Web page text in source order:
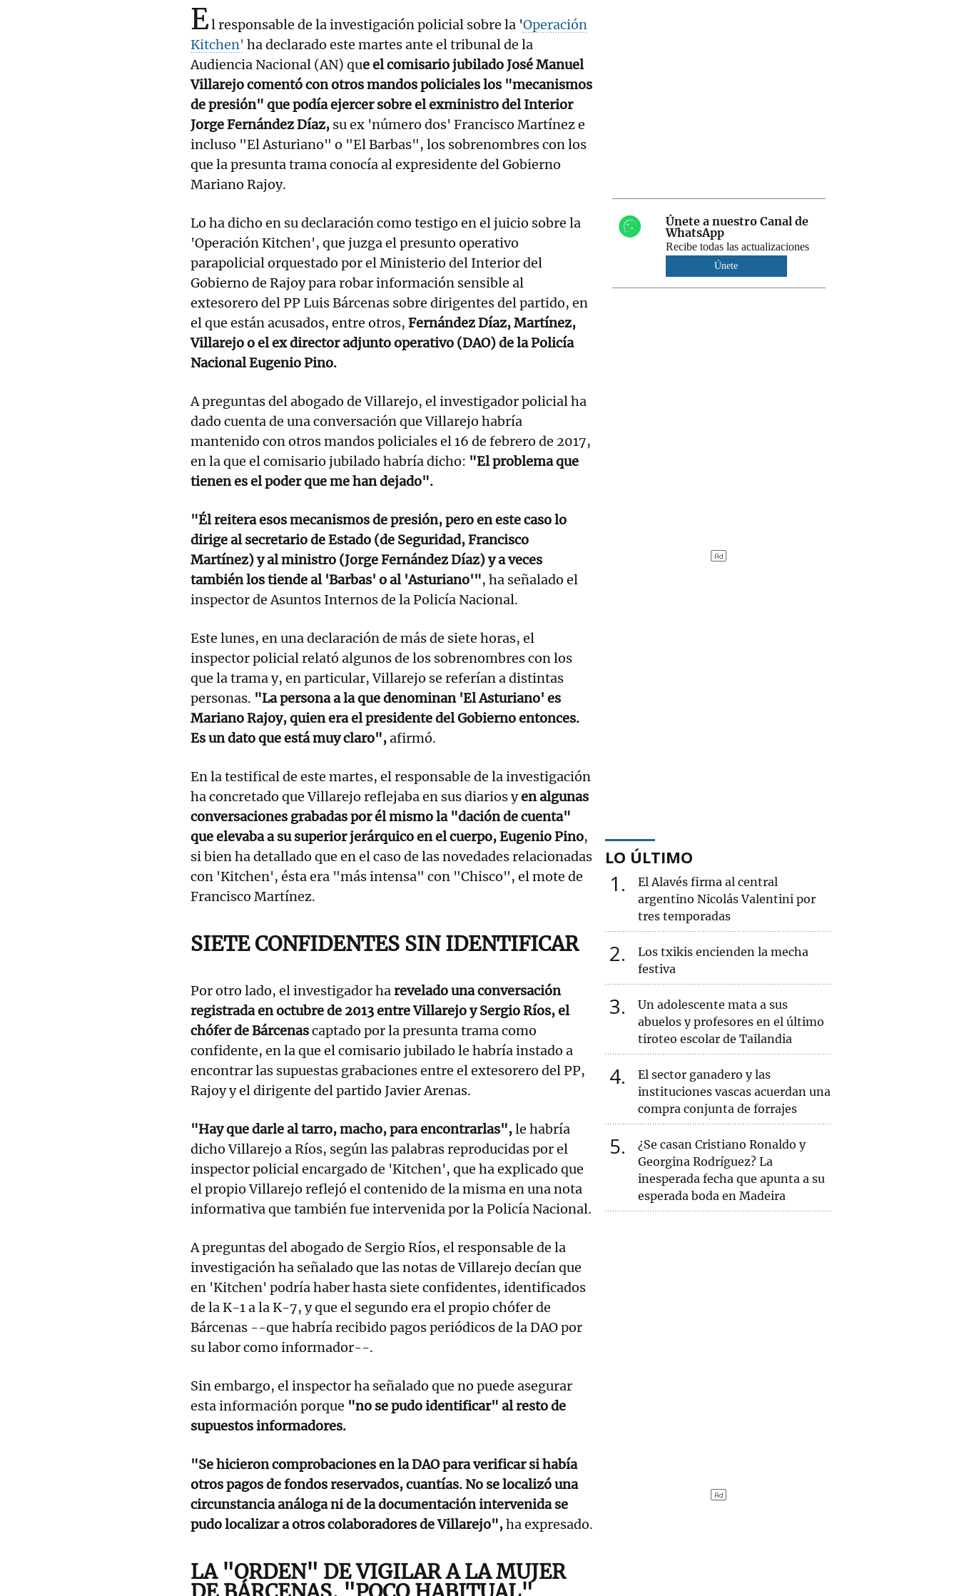
El responsable de la investigación policial sobre la 'Operación
Kitchen' ha declarado este martes ante el tribunal de la
Audiencia Nacional (AN) que el comisario jubilado José Manuel
Villarejo comentó con otros mandos policiales los "mecanismos
de presión" que podía ejercer sobre el exministro del Interior
Jorge Fernández Díaz, su ex 'número dos' Francisco Martínez e
incluso "El Asturiano" o "El Barbas", los sobrenombres con los
que la presunta trama conocía al expresidente del Gobierno
Mariano Rajoy.
Lo ha dicho en su declaración como testigo en el juicio sobre la
'Operación Kitchen', que juzga el presunto operativo
parapolicial orquestado por el Ministerio del Interior del
Gobierno de Rajoy para robar información sensible al
extesorero del PP Luis Bárcenas sobre dirigentes del partido, en
el que están acusados, entre otros, Fernández Díaz, Martínez,
Villarejo o el ex director adjunto operativo (DAO) de la Policía
Nacional Eugenio Pino.
A preguntas del abogado de Villarejo, el investigador policial ha
dado cuenta de una conversación que Villarejo habría
mantenido con otros mandos policiales el 16 de febrero de 2017,
en la que el comisario jubilado habría dicho: "El problema que
tienen es el poder que me han dejado".
"Él reitera esos mecanismos de presión, pero en este caso lo
dirige al secretario de Estado (de Seguridad, Francisco
Martínez) y al ministro (Jorge Fernández Díaz) y a veces
también los tiende al 'Barbas' o al 'Asturiano'", ha señalado el
inspector de Asuntos Internos de la Policía Nacional.
Este lunes, en una declaración de más de siete horas, el
inspector policial relató algunos de los sobrenombres con los
que la trama y, en particular, Villarejo se referían a distintas
personas. "La persona a la que denominan 'El Asturiano' es
Mariano Rajoy, quien era el presidente del Gobierno entonces.
Es un dato que está muy claro",afirmó.
En la testifical de este martes, el responsable de la investigación
ha concretado que Villarejo reflejaba en sus diarios yen algunas
conversaciones grabadas por él mismo la "dación de cuenta"
que elevaba a su superior jerárquico en el cuerpo, Eugenio Pino,
si bien ha detallado que en el caso de las novedades relacionadas
con 'Kitchen', ésta era "más intensa" con "Chisco", el mote de
Francisco Martínez.
SIETE CONFIDENTES SIN IDENTIFICAR
Por otro lado, el investigador harevelado una conversación
registrada en octubre de 2013 entre Villarejo y Sergio Ríos, el
chófer de Bárcenascaptado por la presunta trama como
confidente, en la que el comisario jubilado le habría instado a
encontrar las supuestas grabaciones entre el extesorero del PP,
Rajoy y el dirigente del partido Javier Arenas.
"Hay que darle al tarro, macho, para encontrarlas",le habría
dicho Villarejo a Ríos, según las palabras reproducidas por el
inspector policial encargado de 'Kitchen', que ha explicado que
el propio Villarejo reflejó el contenido de la misma en una nota
informativa que también fue intervenida por la Policía Nacional.
A preguntas del abogado de Sergio Ríos, el responsable de la
investigación ha señalado que las notas de Villarejo decían que
en 'Kitchen' podría haber hasta siete confidentes, identificados
de la K-1 a la K-7, y que el segundo era el propio chófer de
Bárcenas --que habría recibido pagos periódicos de la DAO por
su labor como informador--.
Sin embargo, el inspector ha señalado que no puede asegurar
esta información porque "no se pudo identificar" al resto de
supuestos informadores.
"Se hicieron comprobaciones en la DAO para verificar si había
otros pagos de fondos reservados, cuantías. No se localizó una
circunstancia análoga ni de la documentación intervenida se
pudo localizar a otros colaboradores de Villarejo",ha expresado.
LA "ORDEN" DE VIGILAR A LA MUJER
Únete a nuestro Canal de
WhatsApp
Recibe todas las actualizaciones
Únete
LO ÚLTIMO
1
El Alavés firma al central
argentino Nicolás Valentini por
tres temporadas
2
Los txikis encienden la mecha
festiva
3
Un adolescente mata a sus
abuelos y profesores en el último
tiroteo escolar de Tailandia
4
El sector ganadero y las
instituciones vascas acuerdan una
compra conjunta de forrajes
5
¿Se casan Cristiano Ronaldo y
Georgina Rodríguez? La
inesperada fecha que apunta a su
esperada boda en Madeira